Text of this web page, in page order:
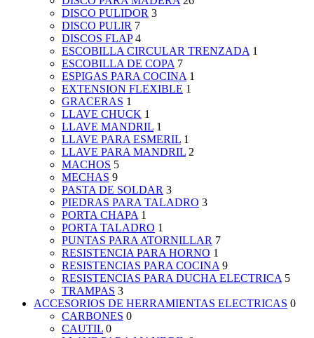
DISCO PULIDOR 3
DISCO PULIR 7
DISCOS FLAP 4
ESCOBILLA CIRCULAR TRENZADA 1
ESCOBILLA DE COPA 7
ESPIGAS PARA COCINA 1
EXTENSION FLEXIBLE 1
GRACERAS 1
LLAVE CHUCK 1
LLAVE MANDRIL 1
LLAVE PARA ESMERIL 1
LLAVE PARA MANDRIL 2
MACHOS 5
MECHAS 9
PASTA DE SOLDAR 3
PIEDRAS PARA TALADRO 3
PORTA CHAPA 1
PORTA TALADRO 1
PUNTAS PARA ATORNILLAR 7
RESISTENCIA PARA HORNO 1
RESISTENCIAS PARA COCINA 9
RESISTENCIAS PARA DUCHA ELECTRICA 5
TRAMPAS 3
ACCESORIOS DE HERRAMIENTAS ELECTRICAS 0
CARBONES 0
CAUTIL 0